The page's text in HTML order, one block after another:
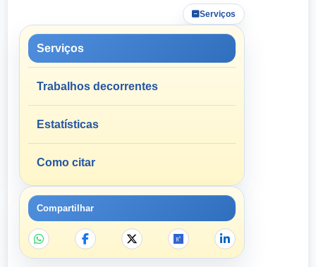
Serviços
Serviços
Trabalhos decorrentes
Estatísticas
Como citar
Compartilhar